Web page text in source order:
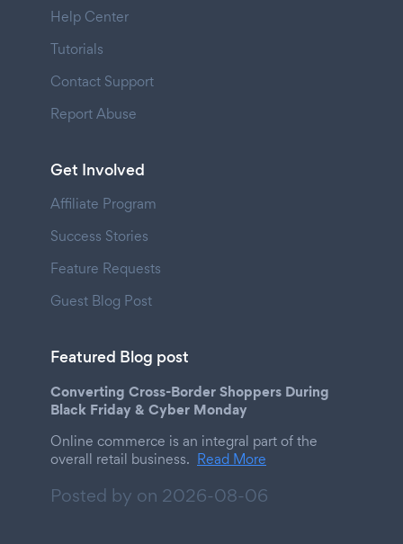
Help Center
Tutorials
Contact Support
Report Abuse
Get Involved
Affiliate Program
Success Stories
Feature Requests
Guest Blog Post
Featured Blog post
Converting Cross-Border Shoppers During
Black Friday & Cyber Monday
Online commerce is an integral part of the
overall retail business. Read More
Posted by on 2026-08-06